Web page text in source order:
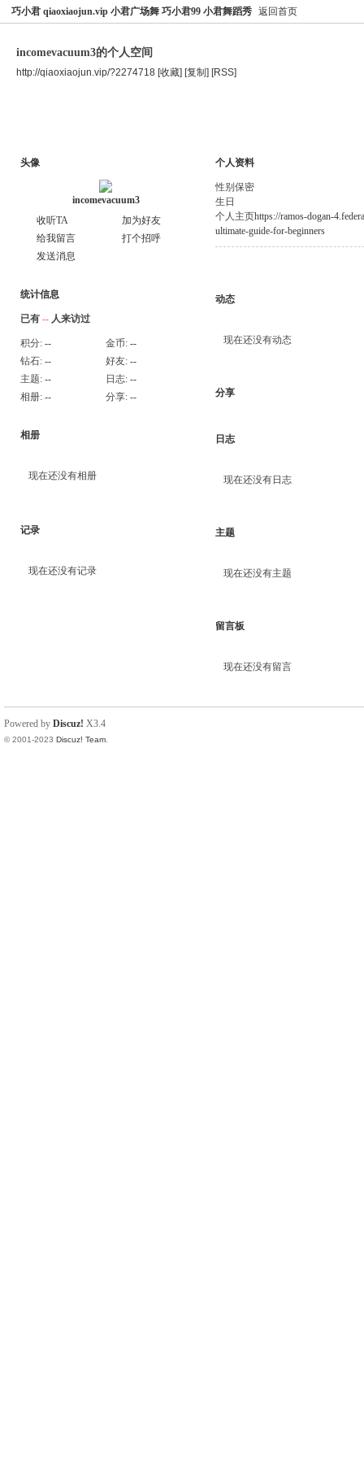
巧小君 qiaoxiaojun.vip 小君广场舞 巧小君99 小君舞蹈秀 返回首页
incomevacuum3的个人空间
http://qiaoxiaojun.vip/?2274718 [收藏] [复制] [RSS]
头像
incomevacuum3
收听TA
加为好友
给我留言
打个招呼
发送消息
统计信息
已有 -- 人来访过
积分: -- 金币: --
钻石: -- 好友: --
主题: -- 日志: --
相册: -- 分享: --
相册
现在还没有相册
记录
现在还没有记录
个人资料
性别 保密
生日
个人主页https://ramos-dogan-
ultimate-guide-for-beginners
动态
现在还没有动态
分享
日志
现在还没有日志
主题
现在还没有主题
留言板
现在还没有留言
Powered by Discuz! X3.4
© 2001-2023 Discuz! Team